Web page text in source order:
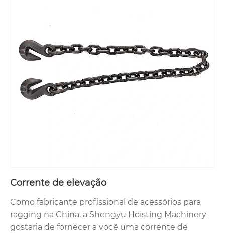
Corrente de elevação
Como fabricante profissional de acessórios para
ragging na China, a Shengyu Hoisting Machinery
gostaria de fornecer a você uma corrente de